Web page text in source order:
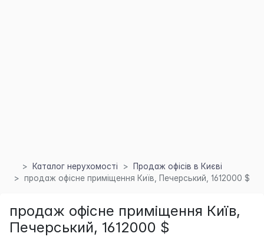
Каталог нерухомості
Продаж офісів в Києві
продаж офісне приміщення Київ, Печерський, 1612000 $
продаж офісне приміщення Київ,
Печерський, 1612000 $